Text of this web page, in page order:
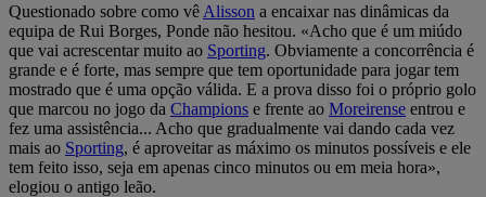
Questionado sobre como vê Alisson a encaixar nas dinâmicas da
equipa de Rui Borges, Ponde não hesitou. «Acho que é um miúdo
que vai acrescentar muito ao Sporting. Obviamente a concorrência é
grande e é forte, mas sempre que tem oportunidade para jogar tem
mostrado que é uma opção válida. E a prova disso foi o próprio golo
que marcou no jogo da Champions e frente ao Moreirense entrou e
fez uma assistência... Acho que gradualmente vai dando cada vez
mais ao Sporting, é aproveitar as máximo os minutos possíveis e ele
tem feito isso, seja em apenas cinco minutos ou em meia hora»,
elogiou o antigo leão.